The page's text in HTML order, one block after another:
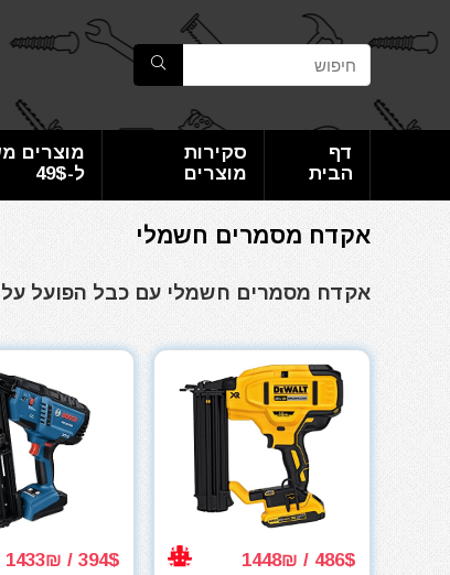
דף
הבית
סקירות
מוצרים
מוצרים
ל-49$
אקדח מסמרים חשמלי
אקדח מסמרים חשמלי עם כבל הפועל על מתח
486$ / 1448₪
394$ / 1433₪